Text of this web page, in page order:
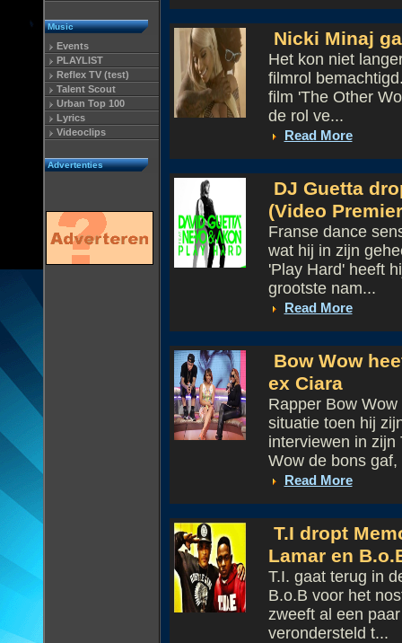
Music
Events
PLAYLIST
Reflex TV (test)
Talent Scout
Urban Top 100
Lyrics
Videoclips
Advertenties
Nicki Minaj
Het kon niet
filmrol
film 'The Other
de rol ve...
Read More
DJ Guetta
(Video
Franse dance
wat hij in zijn
'Play Hard' heeft
grootste nam...
Read More
Bow Wow
ex Ciara
Rapper Bow
situatie toen hij
interviewen in zijn
Wow de bons gaf,
Read More
T.I dropt
Lamar en
T.I. gaat terug in
B.o.B voor het
zweeft al een
verondersteld t...